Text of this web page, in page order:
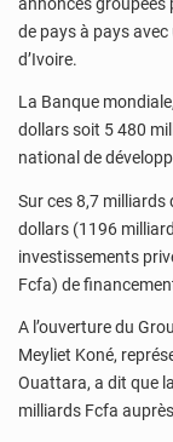
de pays à pays
d’Ivoire.
La Banque
dollars soit 5 480
national de
Sur ces 8,7 milliards
dollars (1196
investissements
Fcfa) de
A l’ouverture du
Meyliet Koné,
Ouattara, a dit que
milliards Fcfa